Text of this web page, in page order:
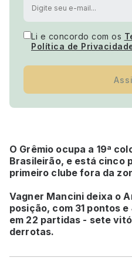
Li e concordo com os
Política de
O Grêmio ocupa a 19ª
Brasileirão, e está cinco
primeiro clube fora da
Vagner Mancini deixa o
posição, com 31 pontos
em 22 partidas - sete
derrotas.